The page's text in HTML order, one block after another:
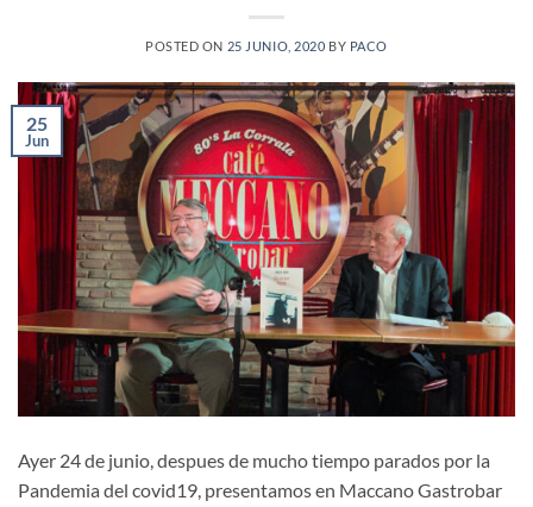
POSTED ON 25 JUNIO, 2020 BY PACO
25
Jun
Ayer 24 de junio, despues de mucho tiempo parados por la
Pandemia del covid19, presentamos en Maccano Gastrobar